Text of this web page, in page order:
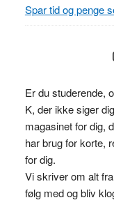
Spar tid og penge
Er du studerende,
K, der ikke siger
magasinet for dig,
har brug for korte,
for dig.
Vi skriver om alt
følg med og bliv